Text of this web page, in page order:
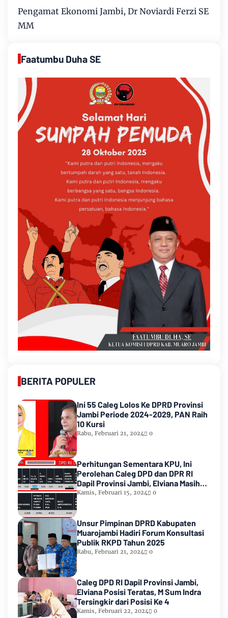
Pengamat Ekonomi Jambi, Dr Noviardi Ferzi SE
MM
Faatumbu Duha SE
BERITA POPULER
Ini 55 Caleg Lolos Ke DPRD Provinsi
Jambi Periode 2024-2029, PAN Raih
10 Kursi
Rabu, Februari 21, 2024 0
Perhitungan Sementara KPU, Ini
Perolehan Caleg DPD dan DPR RI
Dapil Provinsi Jambi, Elviana Masih
Urutan Kedua Teratas
Kamis, Februari 15, 2024 0
Unsur Pimpinan DPRD Kabupaten
Muarojambi Hadiri Forum Konsultasi
Publik RKPD Tahun 2025
Rabu, Februari 21, 2024 0
Caleg DPD RI Dapil Provinsi Jambi,
Elviana Posisi Teratas, M Sum Indra
Tersingkir dari Posisi Ke 4
Kamis, Februari 22, 2024 0